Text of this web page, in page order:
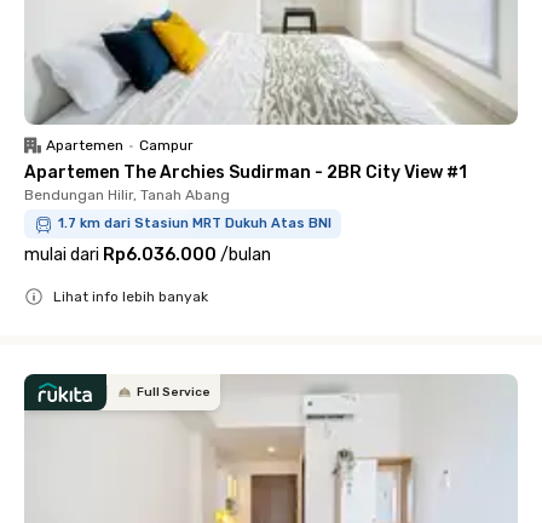
Apartemen • Campur
Apartemen The Archies Sudirman - 2BR City View #1
Bendungan Hilir, Tanah Abang
1.7 km dari Stasiun MRT Dukuh Atas BNI
mulai dari Rp6.036.000 /bulan
Lihat info lebih banyak
Full Service